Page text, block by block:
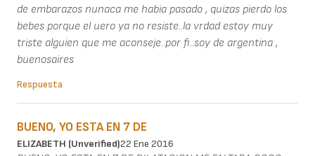
de embarazos nunaca me habia pasado , quizas pierdo los
bebes porque el uero ya no resiste..la vrdad estoy muy
triste alguien que me aconseje..por fi..soy de argentina ,
buenosaires
Respuesta
BUENO, YO ESTA EN 7 DE
ELIZABETH (unverified)22 Ene 2016